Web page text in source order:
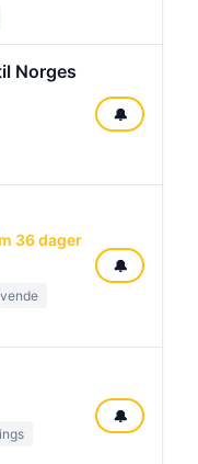
Norges
🔔
36 dager
🔔
🔔